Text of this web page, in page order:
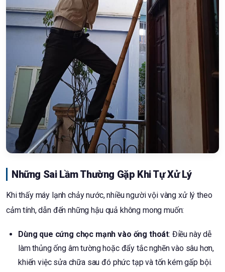
Những Sai Lầm Thường Gặp Khi Tự Xử Lý
Khi thấy máy lạnh chảy nước, nhiều người vội vàng xử lý theo
cảm tính, dẫn đến những hậu quả không mong muốn:
Dùng que cứng chọc mạnh vào ống thoát: Điều này dễ
làm thủng ống âm tường hoặc đẩy tắc nghẽn vào sâu hơn,
khiến việc sửa chữa sau đó phức tạp và tốn kém gấp bội.